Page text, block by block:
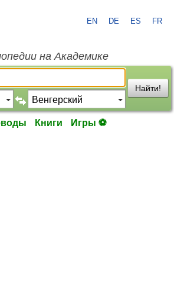
EN DE ES FR
на Академике
Найти!
Книги Игры ⚽